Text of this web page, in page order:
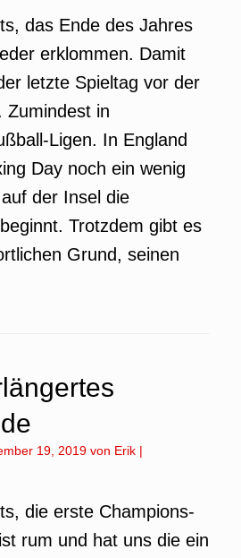
das Ende des Jahres
erklommen. Damit
letzte Spieltag vor der
Zumindest in
Ligen. In England
Day noch ein wenig
der Insel die
Trotzdem gibt es
Grund, seinen
19, 2019 von Erik |
die erste Champions-
rum und hat uns die ein